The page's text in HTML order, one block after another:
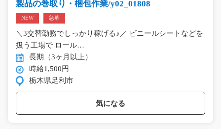
製品の巻取り・梱包作業/y02_01808
NEW 急募
＼3交替勤務でしっかり稼げる♪／ ビニールシートなどを
扱う工場で ロール…
長期（3ヶ月以上）
時給1,500円
栃木県足利市
気になる